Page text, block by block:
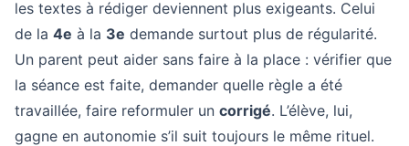
les textes à rédiger deviennent plus exigeants. Celui
de la 4e à la 3e demande surtout plus de régularité.
Un parent peut aider sans faire à la place : vérifier que
la séance est faite, demander quelle règle a été
travaillée, faire reformuler un corrigé. L’élève, lui,
gagne en autonomie s’il suit toujours le même rituel.